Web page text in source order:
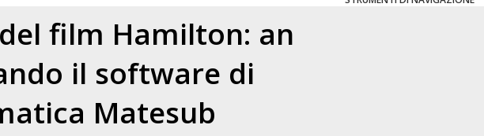
film Hamilton: an
il software di
Matesub